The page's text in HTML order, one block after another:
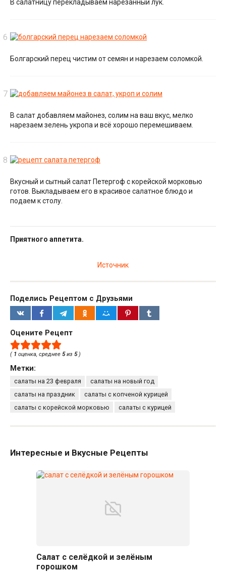
В салатницу перекладываем нарезанный лук.
Болгарский перец чистим от семян и нарезаем соломкой.
В салат добавляем майонез, солим на ваш вкус, мелко
нарезаем зелень укропа и всё хорошо перемешиваем.
Вкусный и сытный салат Петергоф с корейской морковью
готов. Выкладываем его в красивое салатное блюдо и
подаем к столу.
Приятного аппетита.
Источник
Поделись Рецептом с Друзьями
Оцените Рецепт
( 1 оценка, среднее 5из 5)
Метки:
салаты на 23 февраля
салаты на новый год
салаты на праздник
салаты с копченой курицей
салаты с корейской морковью
салаты с курицей
Интересные и Вкусные Рецепты
Салат с селёдкой и зелёным
горошком